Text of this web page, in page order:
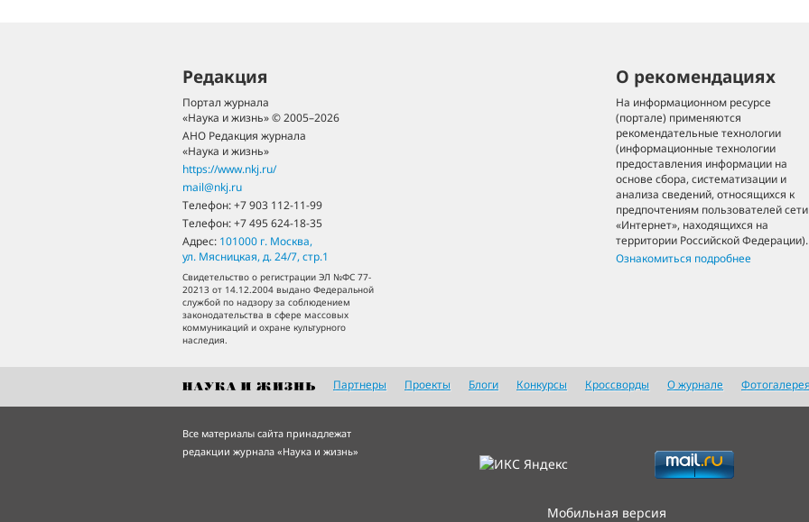
Редакция
Портал журнала
«Наука и жизнь» © 2005–2026
АНО Редакция журнала
«Наука и жизнь»
https://www.nkj.ru/
mail@nkj.ru
Телефон:+7 903 112-11-99
Телефон:+7 495 624-18-35
Адрес: 101000 г. Москва,
ул. Мясницкая, д. 24/7, стр.1
Свидетельство о регистрации ЭЛ №ФС 77-
20213 от 14.12.2004 выдано Федеральной
службой по надзору за соблюдением
законодательства в сфере массовых
коммуникаций и охране культурного
наследия.
О рекомендациях
На информационном ресурсе
(портале) применяются
рекомендательные технологии
(информационные технологии
предоставления информации на
основе сбора, систематизации и
анализа сведений, относящихся к
предпочтениям пользователей сети
«Интернет», находящихся на
территории Российской Федерации).
Ознакомиться подробнее
Партнеры Проекты Блоги Конкурсы Кроссворды О журнале
Все материалы сайта принадлежат
редакции журнала «Наука и жизнь»
Мобильная версия